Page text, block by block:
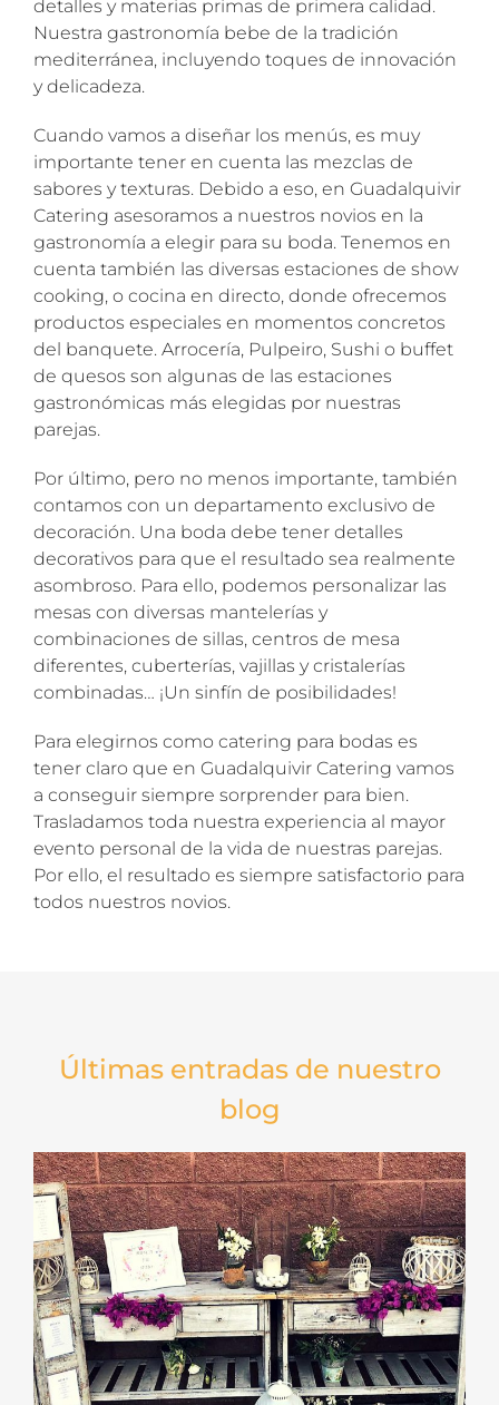
detalles y materias primas de primera calidad.
Nuestra gastronomía bebe de la tradición
mediterránea, incluyendo toques de innovación
y delicadeza.
Cuando vamos a diseñar los menús, es muy
importante tener en cuenta las mezclas de
sabores y texturas. Debido a eso, en Guadalquivir
Catering asesoramos a nuestros novios en la
gastronomía a elegir para su boda. Tenemos en
cuenta también las diversas estaciones de show
cooking, o cocina en directo, donde ofrecemos
productos especiales en momentos concretos
del banquete. Arrocería, Pulpeiro, Sushi o buffet
de quesos son algunas de las estaciones
gastronómicas más elegidas por nuestras
parejas.
Por último, pero no menos importante, también
contamos con un departamento exclusivo de
decoración. Una boda debe tener detalles
decorativos para que el resultado sea realmente
asombroso. Para ello, podemos personalizar las
mesas con diversas mantelerías y
combinaciones de sillas, centros de mesa
diferentes, cuberterías, vajillas y cristalerías
combinadas… ¡Un sinfín de posibilidades!
Para elegirnos como catering para bodas es
tener claro que en Guadalquivir Catering vamos
a conseguir siempre sorprender para bien.
Trasladamos toda nuestra experiencia al mayor
evento personal de la vida de nuestras parejas.
Por ello, el resultado es siempre satisfactorio para
todos nuestros novios.
Últimas entradas de nuestro
blog